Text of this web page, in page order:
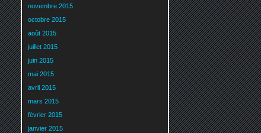
novembre 2015
octobre 2015
août 2015
juillet 2015
juin 2015
mai 2015
avril 2015
mars 2015
février 2015
janvier 2015